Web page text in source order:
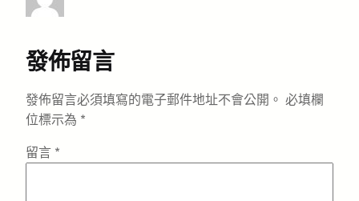
發佈留言
發佈留言必須填寫的電子郵件地址不會公開。 必填欄
位標示為 *
留言 *